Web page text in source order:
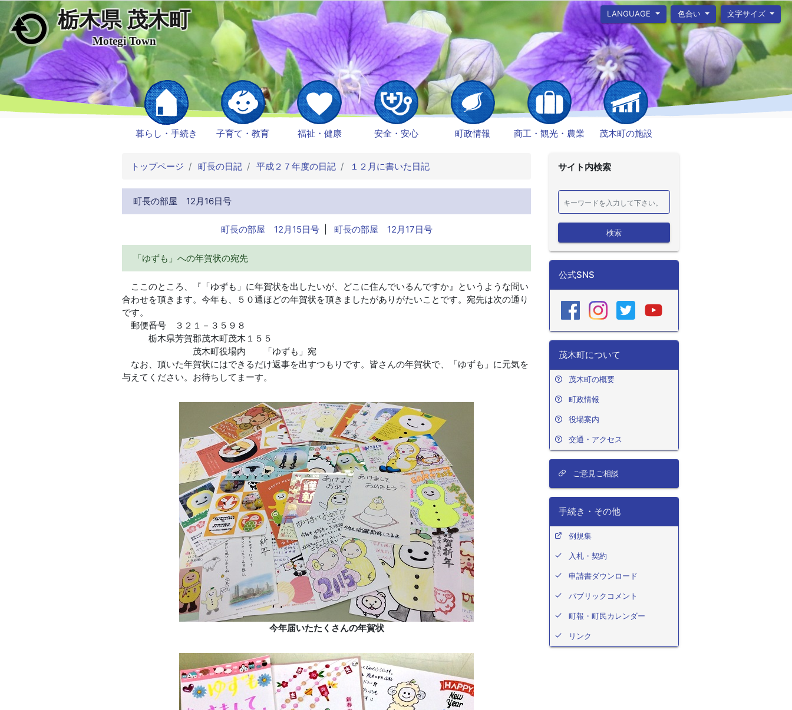
メインコンテンツにスキップ
栃木県 茂木町
Motegi Town
LANGUAGE 色合い 文字サイズ
暮らし・手続き 子育て・教育 福祉・健康 安全・安心 町政情報 商工・観光・農業 茂木町の施設
トップページ 町長の日記 平成２７年度の日記 １２月に書いた日記
町長の部屋 12月16日号
町長の部屋 12月15日号| 町長の部屋 12月17日号
「ゆずも」への年賀状の宛先
ここのところ、『「ゆずも」に年賀状を出したいが、どこに住んでいるんですか』というような問い
合わせを頂きます。今年も、５０通ほどの年賀状を頂きましたがありがたいことです。宛先は次の通り
です。
郵便番号 ３２１－３５９８
栃木県芳賀郡茂木町茂木１５５
茂木町役場内 「ゆずも」宛
なお、頂いた年賀状にはできるだけ返事を出すつもりです。皆さんの年賀状で、「ゆずも」に元気を
与えてください。お待ちしてまーす。
今年届いたたくさんの年賀状
サイト内検索
検索
公式SNS
茂木町について
茂木町の概要
町政情報
役場案内
交通・アクセス
ご意見ご相談
手続き・その他
例規集
入札・契約
申請書ダウンロード
パブリックコメント
町報・町民カレンダー
リンク